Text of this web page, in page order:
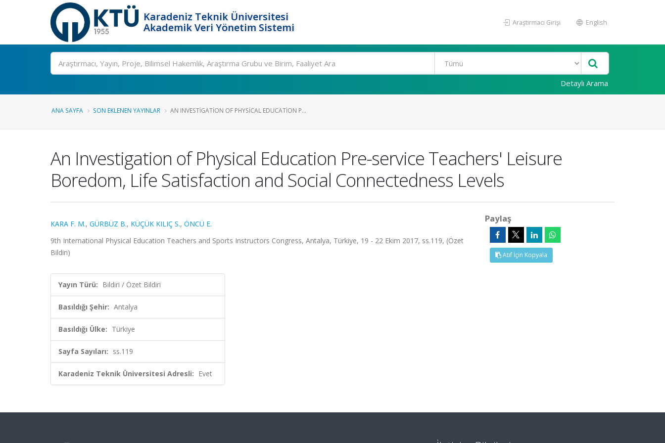
Karadeniz Teknik Üniversitesi
Akademik Veri Yönetim Sistemi
Araştırmacı Girişi English
Ara
Detaylı Arama
ANA SAYFA SON EKLENEN YAYINLAR AN INVESTIGATION OF PHYSICAL EDUCATION P...
An Investigation of Physical Education Pre-service Teachers' Leisure
Boredom, Life Satisfaction and Social Connectedness Levels
KARA F. M., GÜRBÜZ B., KÜÇÜK KILIÇ S., ÖNCÜ E.
9th International Physical Education Teachers and Sports Instructors Congress, Antalya, Türkiye, 19 - 22 Ekim 2017, ss.119, (Özet
Bildiri)
Yayın Türü: Bildiri / Özet Bildiri
Basıldığı Şehir: Antalya
Basıldığı Ülke: Türkiye
Sayfa Sayıları: ss.119
Karadeniz Teknik Üniversitesi Adresli: Evet
Paylaş
Atıf İçin Kopyala